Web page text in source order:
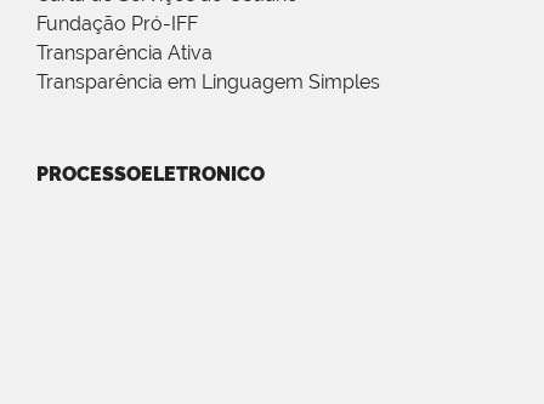
Fundação Pró-IFF
Transparência Ativa
Transparência em Linguagem Simples
PROCESSOELETRONICO